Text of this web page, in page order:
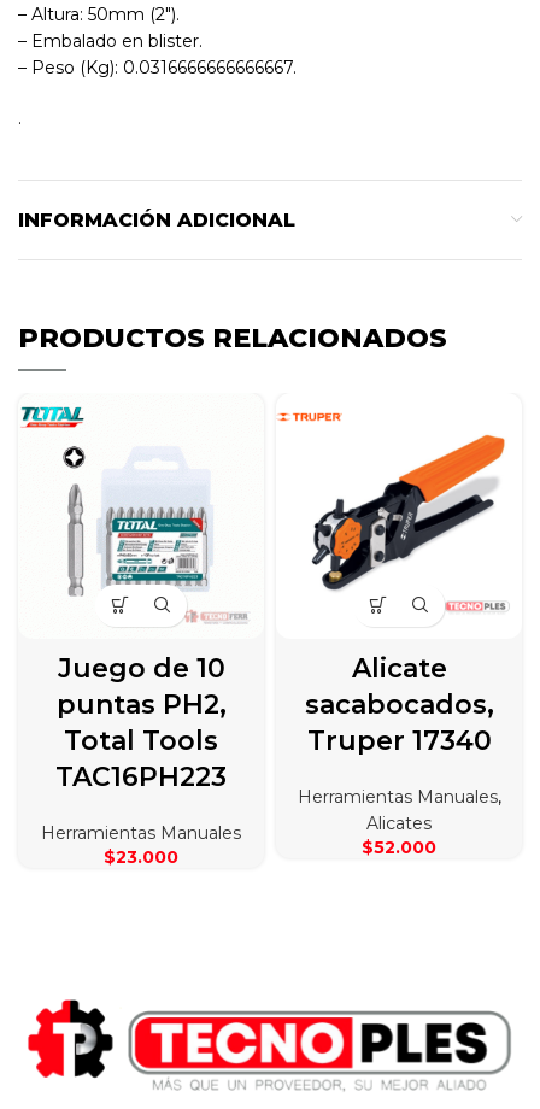
– Altura: 50mm (2″).
– Embalado en blister.
– Peso (Kg): 0.0316666666666667.
.
INFORMACIÓN ADICIONAL
PRODUCTOS RELACIONADOS
Juego de 10
puntas PH2,
Total Tools
TAC16PH223
Herramientas Manuales
$23.000
Alicate
sacabocados,
Truper 17340
Herramientas Manuales,
Alicates
$52.000